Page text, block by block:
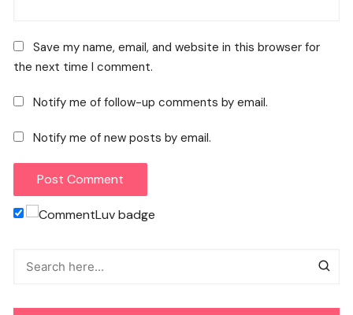
Save my name, email, and website in this browser for
the next time I comment.
Notify me of follow-up comments by email.
Notify me of new posts by email.